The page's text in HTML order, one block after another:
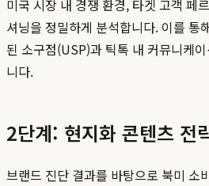
미국 시장 내 경쟁 환경, 타겟 고객 페
셔닝을 정밀하게 분석합니다. 이를 통
된 소구점(USP)과 틱톡 내 커뮤니케
니다.
2단계: 현지화 콘텐츠 전
브랜드 진단 결과를 바탕으로 북미 소